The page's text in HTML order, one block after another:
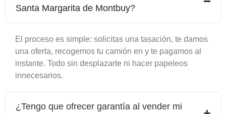
Santa Margarita de Montbuy?
El proceso es simple: solicitas una tasación, te damos
una oferta, recogemos tu camión en y te pagamos al
instante. Todo sin desplazarte ni hacer papeleos
innecesarios.
¿Tengo que ofrecer garantía al vender mi